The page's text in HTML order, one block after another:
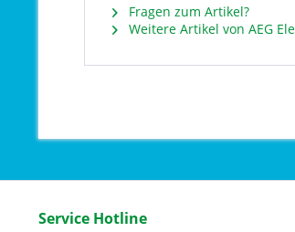
Fragen zum Artikel?
Weitere Artikel von AEG
Service Hotline